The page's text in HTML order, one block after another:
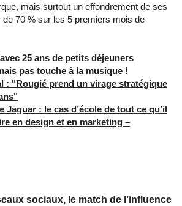
mais surtout un effondrement de ses
70 % sur les 5 premiers mois de
25 ans de petits déjeuners
pas touche à la musique !
: "Rougié prend un virage stratégique
Jaguar : le cas d’école de tout ce qu’il
en design et en marketing –
sociaux, le match de l’influence